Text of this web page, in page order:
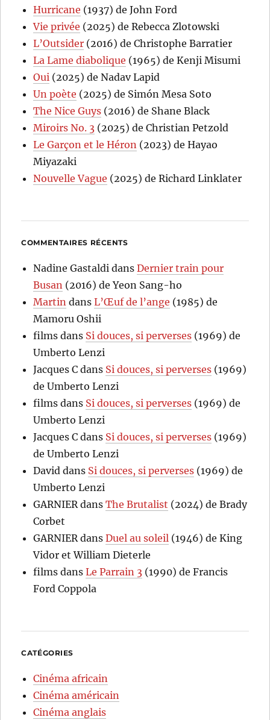
Hurricane (1937) de John Ford
Vie privée (2025) de Rebecca Zlotowski
L’Outsider (2016) de Christophe Barratier
La Lame diabolique (1965) de Kenji Misumi
Oui (2025) de Nadav Lapid
Un poète (2025) de Simón Mesa Soto
The Nice Guys (2016) de Shane Black
Miroirs No. 3 (2025) de Christian Petzold
Le Garçon et le Héron (2023) de Hayao
Miyazaki
Nouvelle Vague (2025) de Richard Linklater
COMMENTAIRES RÉCENTS
Nadine Gastaldi dansDernier train pour
Busan (2016) de Yeon Sang-ho
Martin dansL’Œuf de l’ange (1985) de
Mamoru Oshii
films dans Si douces, si perverses (1969) de
Umberto Lenzi
Jacques C dans Si douces, si perverses (1969)
de Umberto Lenzi
films dans Si douces, si perverses (1969) de
Umberto Lenzi
Jacques C dans Si douces, si perverses (1969)
de Umberto Lenzi
David dans Si douces, si perverses (1969) de
Umberto Lenzi
GARNIERdansThe Brutalist (2024) de Brady
Corbet
GARNIERdansDuel au soleil (1946) de King
Vidor et William Dieterle
films dansLe Parrain 3 (1990) de Francis
Ford Coppola
CATÉGORIES
Cinéma africain
Cinéma américain
Cinéma anglais